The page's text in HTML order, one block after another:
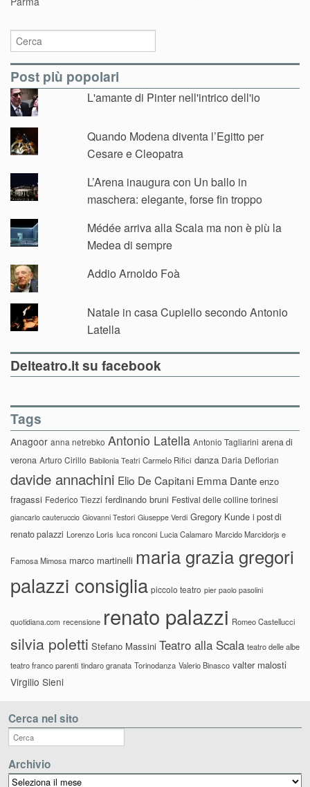
Post più popolari
L'amante di Pinter nell'intrico dell'io
Quando Modena diventa l’Egitto per
Cesare e Cleopatra
L’Arena inaugura con Un ballo in
maschera: elegante, forse fin troppo
Médée arriva alla Scala ma non è più la
Medea di sempre
Addio Arnoldo Foà
Natale in casa Cupiello secondo Antonio
Latella
Delteatro.it su facebook
Tags
Anagoor anna netrebko Antonio Latella Antonio Tagliarini arena di
verona Arturo Cirillo Babilonia Teatri Carmelo Rifici danza Daria Deflorian
davide annachini Elio De Capitani Emma Dante enzo
fragassi Federico Tiezzi ferdinando bruni Festival delle colline torinesi
giancarlo cauteruccio Giovanni Testori Giuseppe Verdi Gregory Kunde i post di
renato palazzi Lorenzo Loris luca ronconi Lucia Calamaro Marcido Marcidorjs e
Famosa Mimosa marco martinelli maria grazia gregori
palazzi consiglia piccolo teatro pier paolo pasolini
quotidiana.com recensione renato palazzi Romeo Castellucci
silvia poletti Stefano Massini Teatro alla Scala teatro delle albe
teatro franco parenti tindaro granata Torinodanza Valerio Binasco valter malosti
Virgilio Sieni
Cerca nel sito
Archivio
Archivio